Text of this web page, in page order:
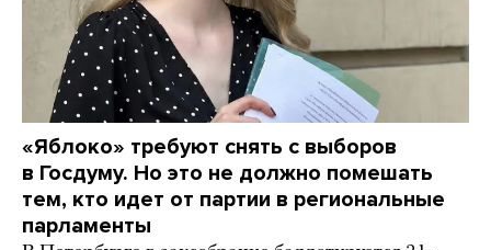
«Яблоко» требуют снять с выборов
в Госдуму. Но это не должно помешать
тем, кто идет от партии в региональные
парламенты